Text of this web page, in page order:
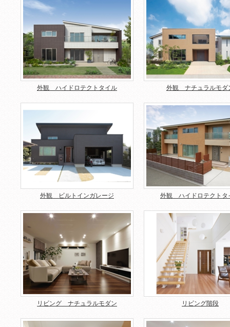
外観 ハイドロテクトタイル 外観 ナチュラルモダ
外観 ビルトインガレージ 外観 ハイドロテクトタ
リビング ナチュラルモダン リビング階段